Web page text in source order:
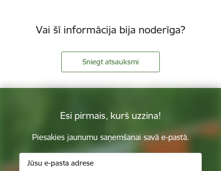
Vai šī informācija bija noderīga?
Sniegt atsauksmi
Esi pirmais, kurš uzzina!
Piesakies jaunumu saņemšanai savā e-pastā.